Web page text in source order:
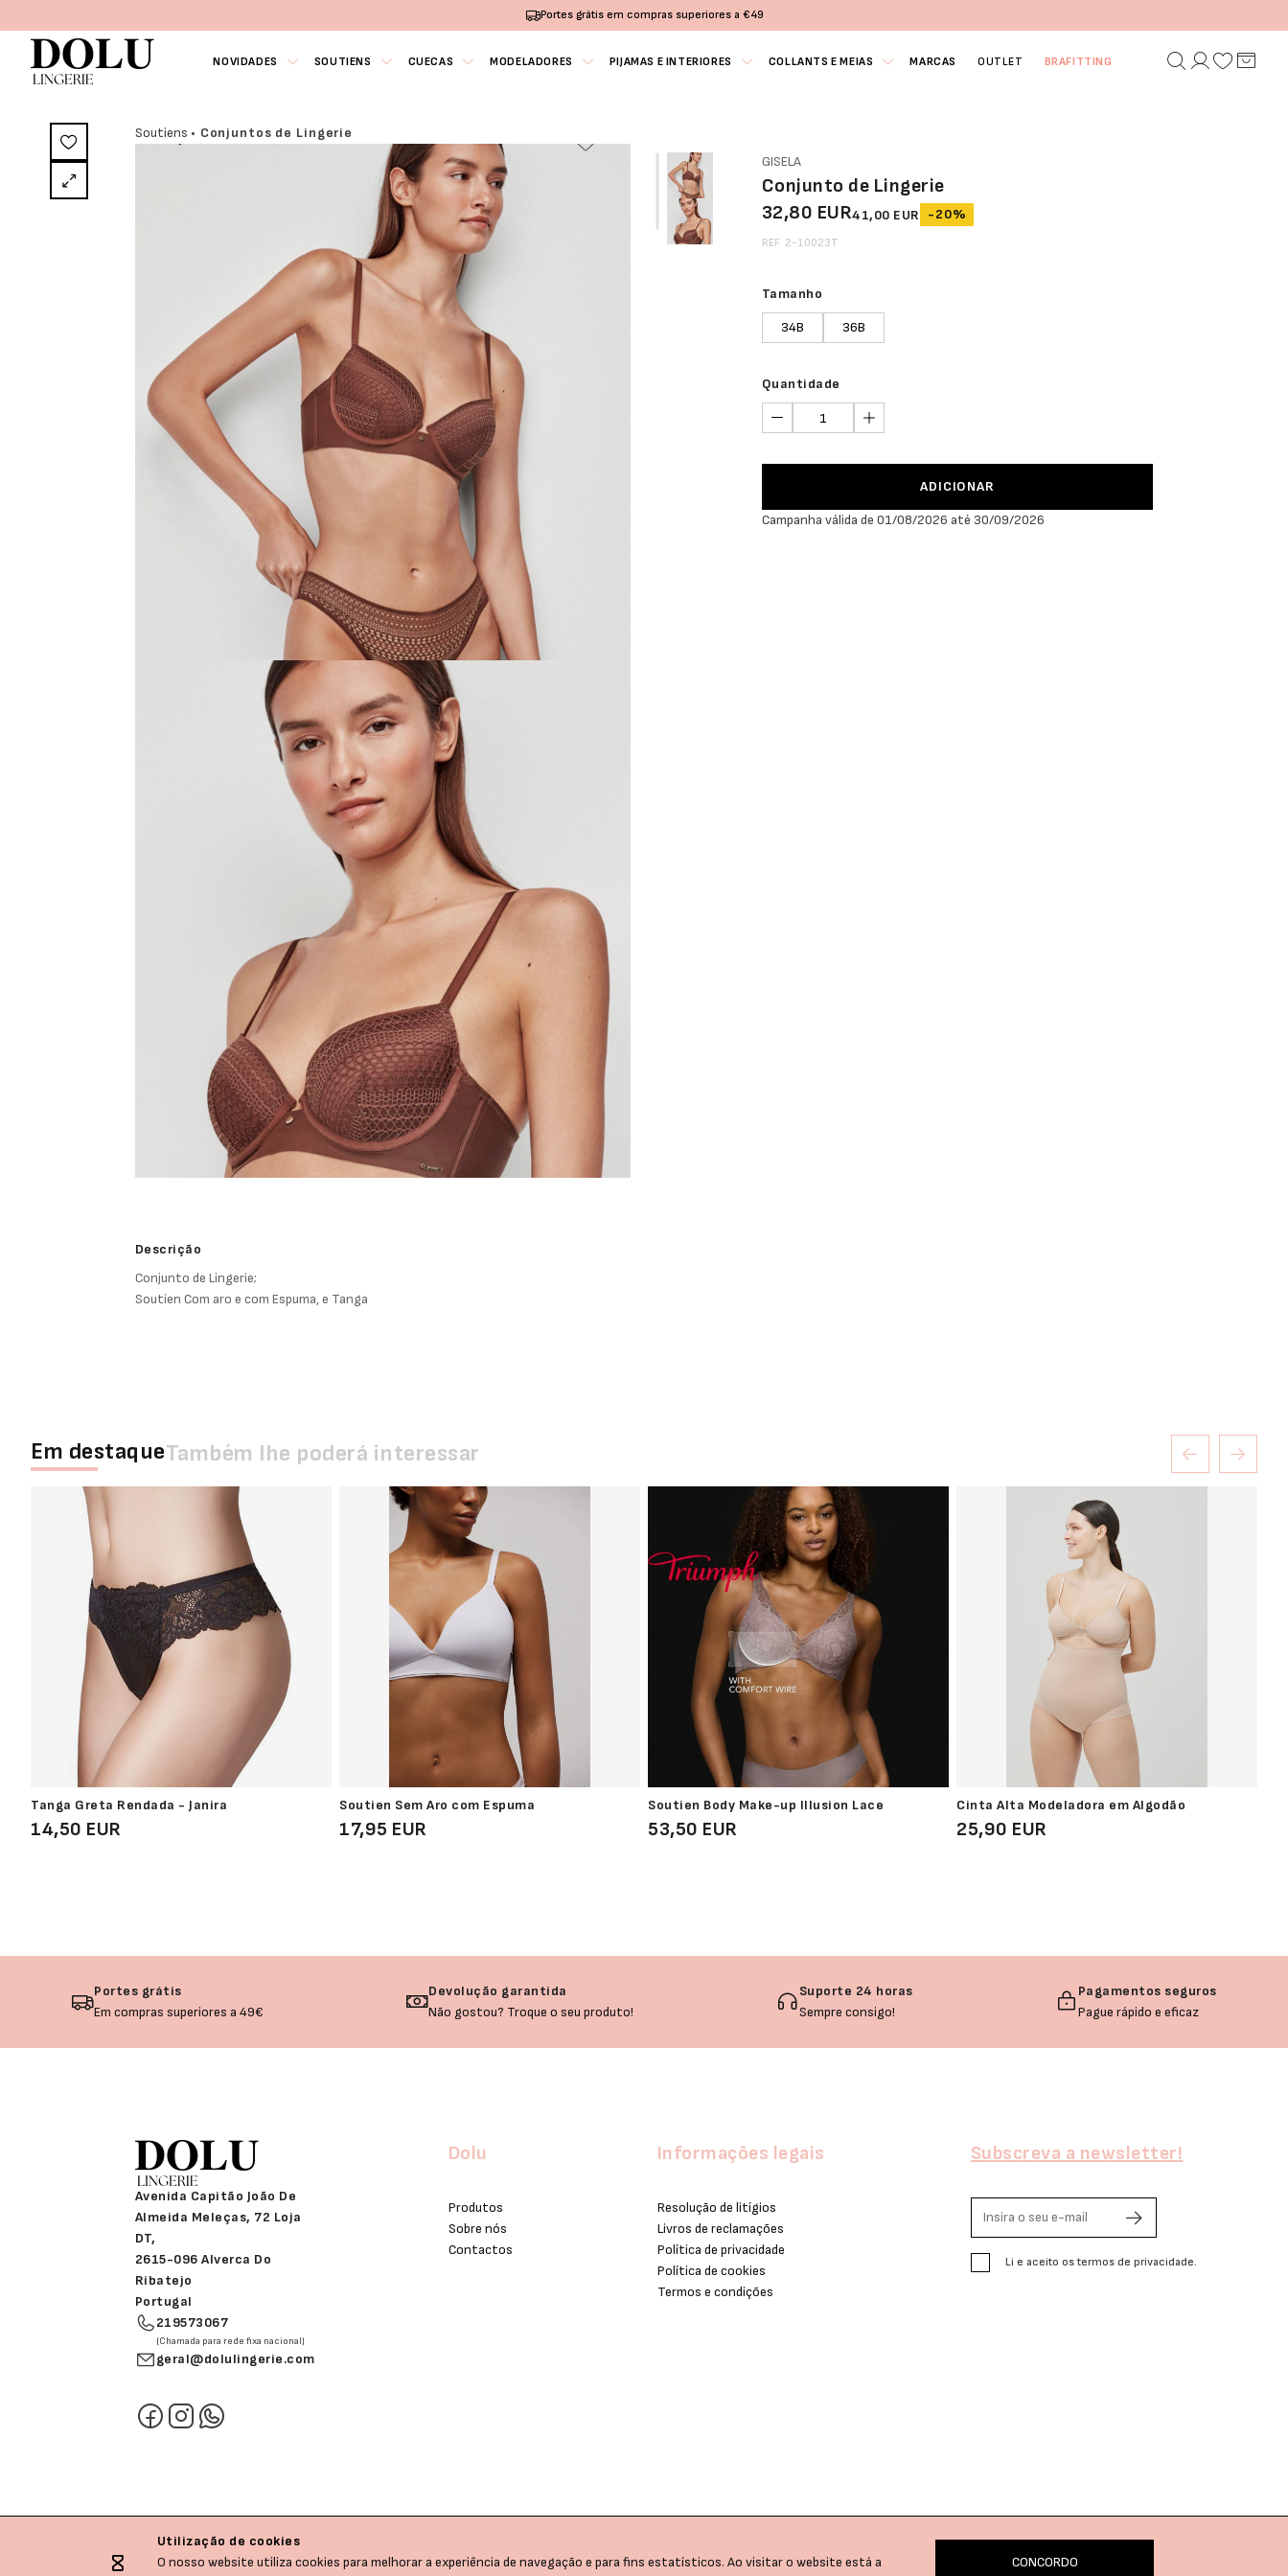
Portes grátis em compras superiores a €49
NOVIDADES SOUTIENS CUECAS MODELADORES PIJAMAS E INTERIORES COLLANTS E MEIAS MARCAS OUTLET BRAFITTING
Soutiens • Conjuntos de Lingerie
Descrição
Conjunto de Lingerie;
Soutien Com aro e com Espuma, e Tanga
GISELA
Conjunto de Lingerie
32,80 EUR41,00 EUR -20%
REF. 2-10023T
Tamanho
34B 36B
Quantidade
ADICIONAR
Campanha válida de 01/08/2026 até 30/09/2026
Em destaqueTambém lhe poderá interessar
Tanga Greta Rendada - Janira
14,50 EUR
Soutien Sem Aro com Espuma
17,95 EUR
Soutien Body Make-up Illusion Lace
53,50 EUR
Cinta Alta Modeladora em Algodão
25,90 EUR
Portes grátis
Em compras superiores a 49€
Devolução garantida
Não gostou? Troque o seu produto!
Suporte 24 horas
Sempre consigo!
Pagamentos seguros
Pague rápido e eficaz
Avenida Capitão João De
Almeida Meleças, 72 Loja
DT,
2615-096 Alverca Do
Ribatejo
Portugal
219573067
(Chamada para rede fixa nacional)
geral@dolulingerie.com
Dolu
Produtos
Sobre nós
Contactos
Informações legais
Resolução de litígios
Livros de reclamações
Política de privacidade
Política de cookies
Termos e condições
Subscreva a newsletter!
Li e aceito os termos de privacidade.
Dolu © All rights reserved.
Utilização de cookies
O nosso website utiliza cookies para melhorar a experiência de navegação e para fins estatísticos. Ao visitar o website está a
CONCORDO